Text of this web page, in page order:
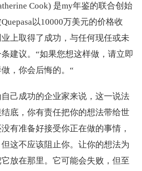
Cook) 是my年鉴的联合创始
以10000万美元的价格收
上取得了成功，与任何现任或未
建议。“如果您想这样做，请立即
，你会后悔的。“
己成功的企业家来说，这一说法
底，你有责任把你的想法带给世
有准备好接受你正在做的事情，
这不应该阻止你。让你的想法为
放在那里。它可能会失败，但至